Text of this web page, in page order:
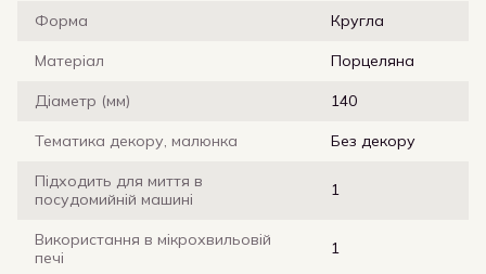
Форма Кругла
Матеріал Порцеляна
Діаметр (мм) 140
Тематика декору, малюнка Без декору
Підходить для миття в
посудомийній машині
1
Використання в мікрохвильовій
печі
1